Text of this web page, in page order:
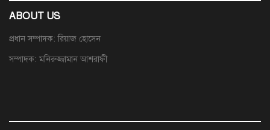
ABOUT US
প্রধান সম্পাদক: রিয়াজ হোসেন
সম্পাদক: মনিরুজ্জামান আশরাফী